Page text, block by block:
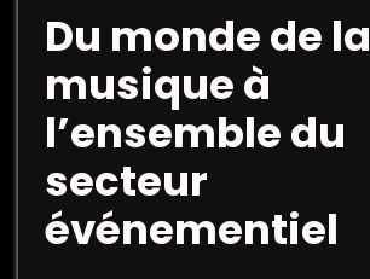
Du monde de la
musique à
l’ensemble du
secteur
événementiel